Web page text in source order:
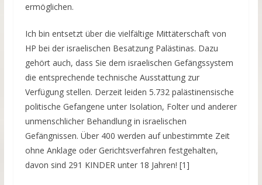
ermöglichen.
Ich bin entsetzt über die vielfältige Mittäterschaft von
HP bei der israelischen Besatzung Palästinas. Dazu
gehört auch, dass Sie dem israelischen Gefängssystem
die entsprechende technische Ausstattung zur
Verfügung stellen. Derzeit leiden 5.732 palästinensische
politische Gefangene unter Isolation, Folter und anderer
unmenschlicher Behandlung in israelischen
Gefängnissen. Über 400 werden auf unbestimmte Zeit
ohne Anklage oder Gerichtsverfahren festgehalten,
davon sind 291 KINDER unter 18 Jahren! [1]